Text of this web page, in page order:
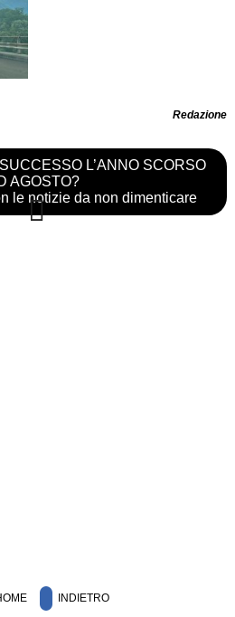
Redazione
L’ANNO SCORSO
AGOSTO?
le notizie da non dimenticare
INDIETRO